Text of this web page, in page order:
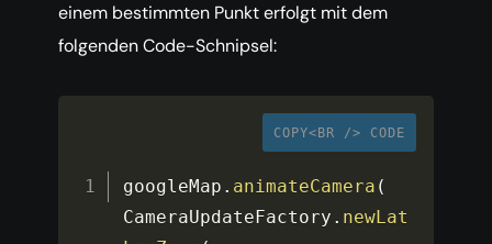
einem bestimmten Punkt erfolgt mit dem
folgenden Code-Schnipsel:
COPY<BR /> CODE
googleMap . animateCamera (
CameraUpdateFactory . newLat